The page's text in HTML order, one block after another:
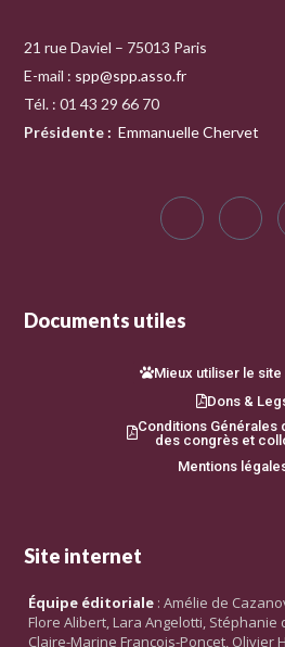
21 rue Daviel – 75013 Paris
E-mail : spp@spp.asso.fr
Tél. : 01 43 29 66 70
Présidente : Emmanuelle Chervet
Documents utiles
Mieux utiliser le site
Dons &
Conditions Générales
des congrès et
Mentions
Site internet
Équipe éditoriale : Amélie de
Flore Alibert, Lara Angelotti, Stéphanie
Claire-Marine François-Poncet, Olivier